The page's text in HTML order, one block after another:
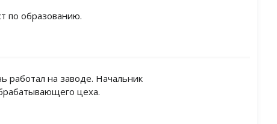
по образованию.
работал на заводе. Начальник
цеха.